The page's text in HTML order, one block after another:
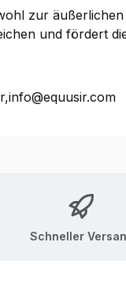
zur
und fördert
Schneller